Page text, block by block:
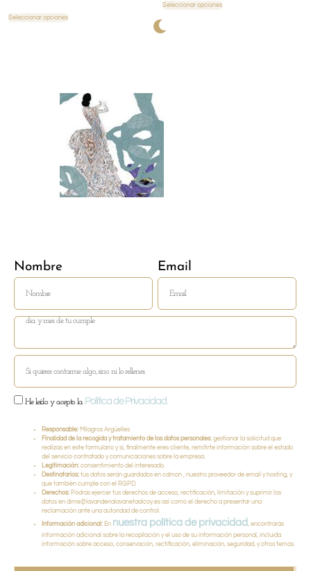
Seleccionar opciones
Seleccionar opciones
Nombre Email
He leído y acepto la Política de Privacidad.
Responsable: Milagros Argüelles
Finalidad de la recogida y tratamiento de los datos personales: gestionar la solicitud que
realizas en este formulario y si, finalmente eres cliente, remitirte información sobre el estado
del servicio contratado y comunicaciones sobre la empresa.
Legitimación: consentimiento del interesado.
Destinatarios: tus datos serán guardados en cdmon , nuestro proveedor de email y hosting, y
que también cumple con el RGPD.
Derechos: Podrás ejercer tus derechos de acceso, rectificación, limitación y suprimir los
datos en dime@lavanderialavanetaalcoy.es así como el derecho a presentar una
reclamación ante una autoridad de control.
Información adicional: En nuestra política de privacidad , encontrarás
información adicional sobre la recopilación y el uso de su información personal, incluida
información sobre acceso, conservación, rectificación, eliminación, seguridad, y otros temas.